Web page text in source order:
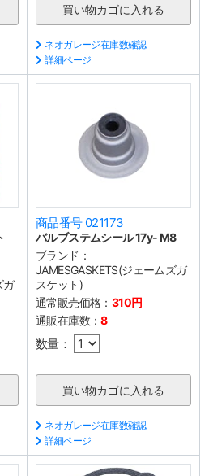
ネオガレージ在庫数確認
詳細ページ
ガ
商品番号 021173
バルブステムシール 17y- M8
ブランド：
JAMESGASKETS(ジェームズガ
スケット)
通常販売価格： 310円
通販在庫数：8
数量：
ネオガレージ在庫数確認
詳細ページ